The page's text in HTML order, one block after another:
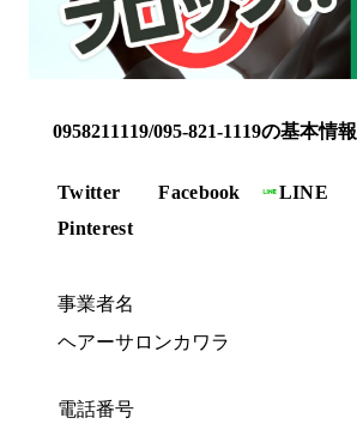
0958211119/095-821-1119の基本情報
Twitter Facebook LINE
Pinterest
事業者名
ヘアーサロンカワラ
電話番号